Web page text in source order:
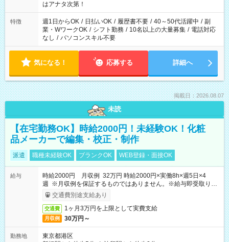
はアナタ次第！
特徴 週1日からOK / 日払いOK / 履歴書不要 / 40～50代活躍中 / 副
業・WワークOK / シフト勤務 / 10名以上の大量募集 / 電話対応
なし / パソコンスキル不要
気になる！ 応募する 詳細へ
掲載日：2026.08.07
未読
【在宅勤務OK】時給2000円！未経験OK！化粧
品メーカーで編集・校正・制作
派遣 職種未経験OK ブランクOK WEB登録・面接OK
給与
時給2000円 月収例 32万円 時給2000円×実働8h×週5日×4
週 ※月収例を保証するものではありません。※給与即受取りサ
ービス利用可（利用条件有）
交通費別途支給あり
交通費 1ヶ月3万円を上限として実費支給
月収例 30万円～
勤務地
東京都港区